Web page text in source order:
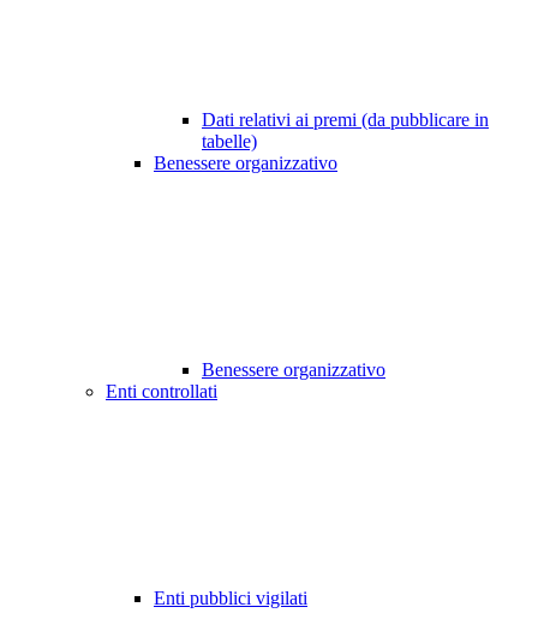
Dati relativi ai premi (da pubblicare in
tabelle)
Benessere organizzativo
Benessere organizzativo
Enti controllati
Enti pubblici vigilati